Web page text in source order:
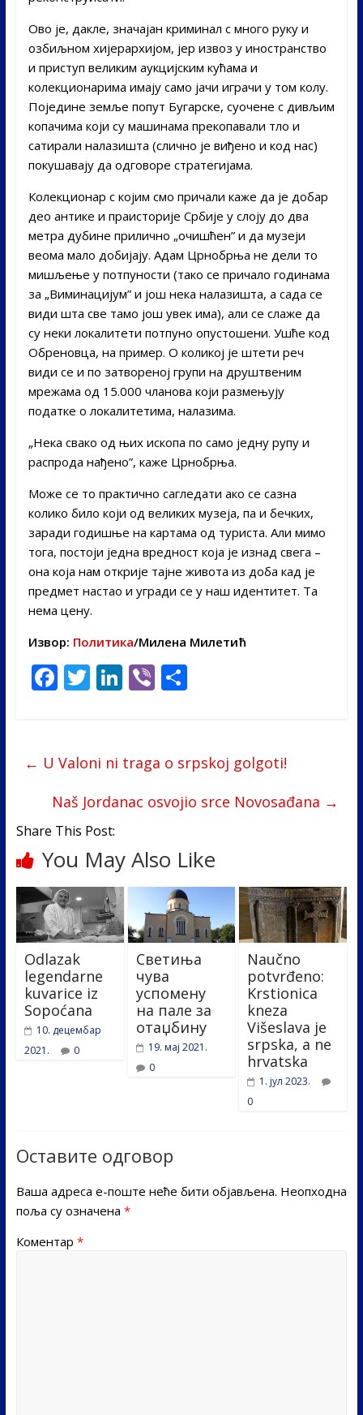
Ово је, дакле, значајан криминал с много руку и
озбиљном хијерархијом, јер извоз у иностранство
и приступ великим аукцијским кућама и
колекционарима имају само јачи играчи у том колу.
Поједине земље попут Бугарске, суочене с дивљим
копачима који су машинама прекопавали тло и
сатирали налазишта (слично је виђено и код нас)
покушавају да одговоре стратегијама.
Колекционар с којим смо причали каже да је добар
део антике и праисторије Србије у слоју до два
метра дубине прилично „очишћен” и да музеји
веома мало добијају. Адам Црнобрња не дели то
мишљење у потпуности (тако се причало годинама
за „Виминацијум” и још нека налазишта, а сада се
види шта све тамо још увек има), али се слаже да
су неки локалитети потпуно опустошени. Ушће код
Обреновца, на пример. О коликој је штети реч
види се и по затвореној групи на друштвеним
мрежама од 15.000 чланова који размењују
податке о локалитетима, налазима.
„Нека свако од њих ископа по само једну рупу и
распрода нађено”, каже Црнобрња.
Може се то практично сагледати ако се сазна
колико било који од великих музеја, па и бечких,
заради годишње на картама од туриста. Али мимо
тога, постоји једна вредност која је изнад свега –
она која нам открије тајне живота из доба кад је
предмет настао и угради се у наш идентитет. Та
нема цену.
Извор: Политика/Милена Милетић
F
ac
b
o
o
k
T
w
er
Li
n
e
dI
n
Vi
b
S
e
← U Valoni ni traga o srpskoj golgoti!
Naš Jordanac osvojio srce Novosađana →
Share This Post:
You May Also Like
Odlazak
legendarne
kuvarice iz
Sopoćana
10. децембар
2021.
0
Светиња
чува
успомену
на пале за
отаџбину
19. мај 2021.
0
Naučno
potvrđeno:
Krstionica
kneza
Višeslava je
srpska, a ne
hrvatska
1. јул 2023.
0
Оставите одговор
Ваша адреса е-поште неће бити објављена. Неопходна
поља су означена *
Коментар *